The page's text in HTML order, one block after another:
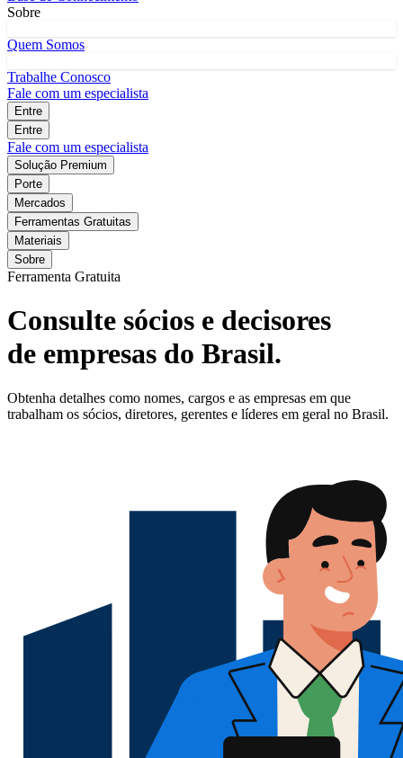
Sobre
Quem Somos
Trabalhe Conosco
Fale com um especialista
Entre
Entre
Fale com um especialista
Solução Premium
Porte
Mercados
Ferramentas Gratuitas
Materiais
Sobre
Ferramenta Gratuita
Consulte sócios e decisores
de empresas do Brasil.
Obtenha detalhes como nomes, cargos e as empresas em que
trabalham os sócios, diretores, gerentes e líderes em geral no Brasil.